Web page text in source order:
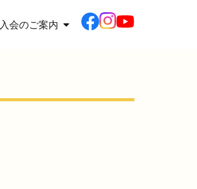
入会のご案内